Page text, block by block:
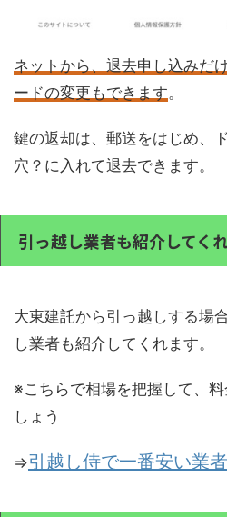
ネットから、退去申し込みだ
ードの変更もできます。
鍵の返却は、郵送をはじめ、
穴？に入れて退去できます。
引っ越し業者も紹介してく
大東建託から引っ越しする場
し業者も紹介してくれます。
※こちらで相場を把握して、
しょう
⇒引越し侍で一番安い業